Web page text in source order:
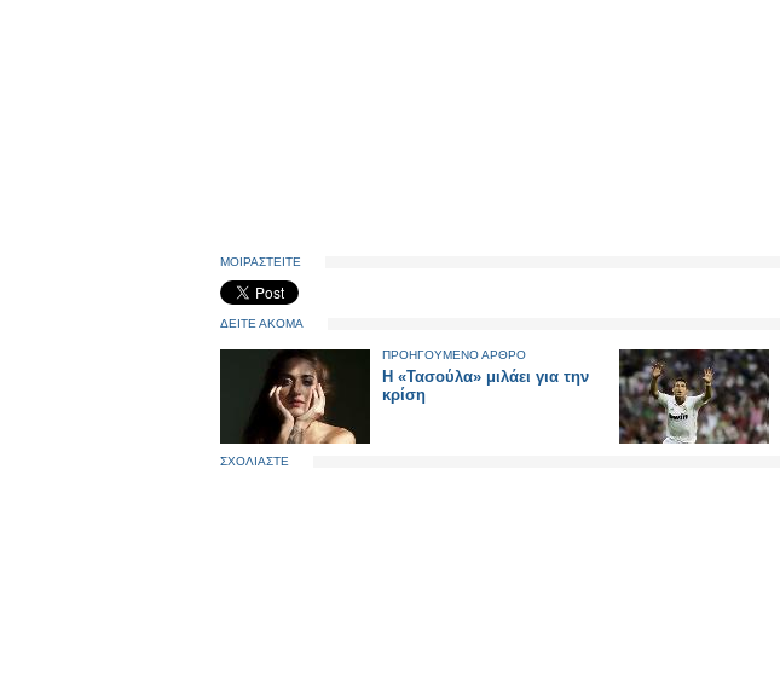
ΜΟΙΡΑΣΤΕΙΤΕ
ΔΕΙΤΕ ΑΚΟΜΑ
ΠΡΟΗΓΟΥΜΕΝΟ ΑΡΘΡΟ
Η «Τασούλα» μιλάει για την
κρίση
ΣΧΟΛΙΑΣΤΕ